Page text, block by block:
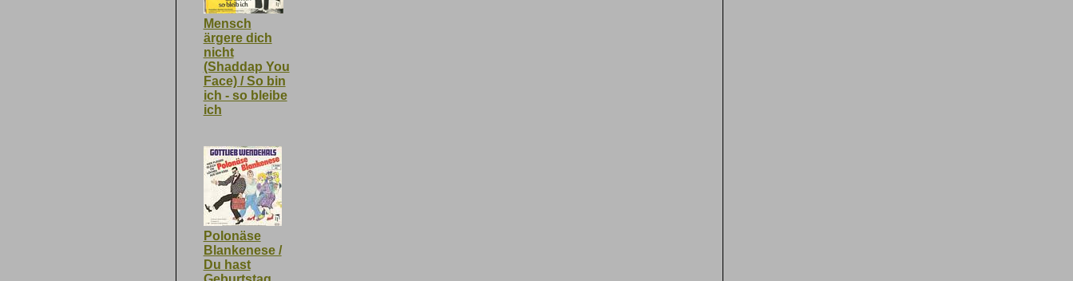
Mensch
ärgere dich
nicht
(Shaddap You
Face) / So bin
ich - so bleibe
ich
Polonäse
Blankenese /
Du hast